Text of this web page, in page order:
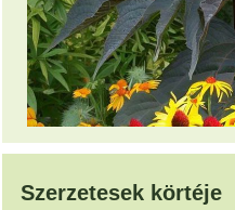
Szerzetesek körtéje